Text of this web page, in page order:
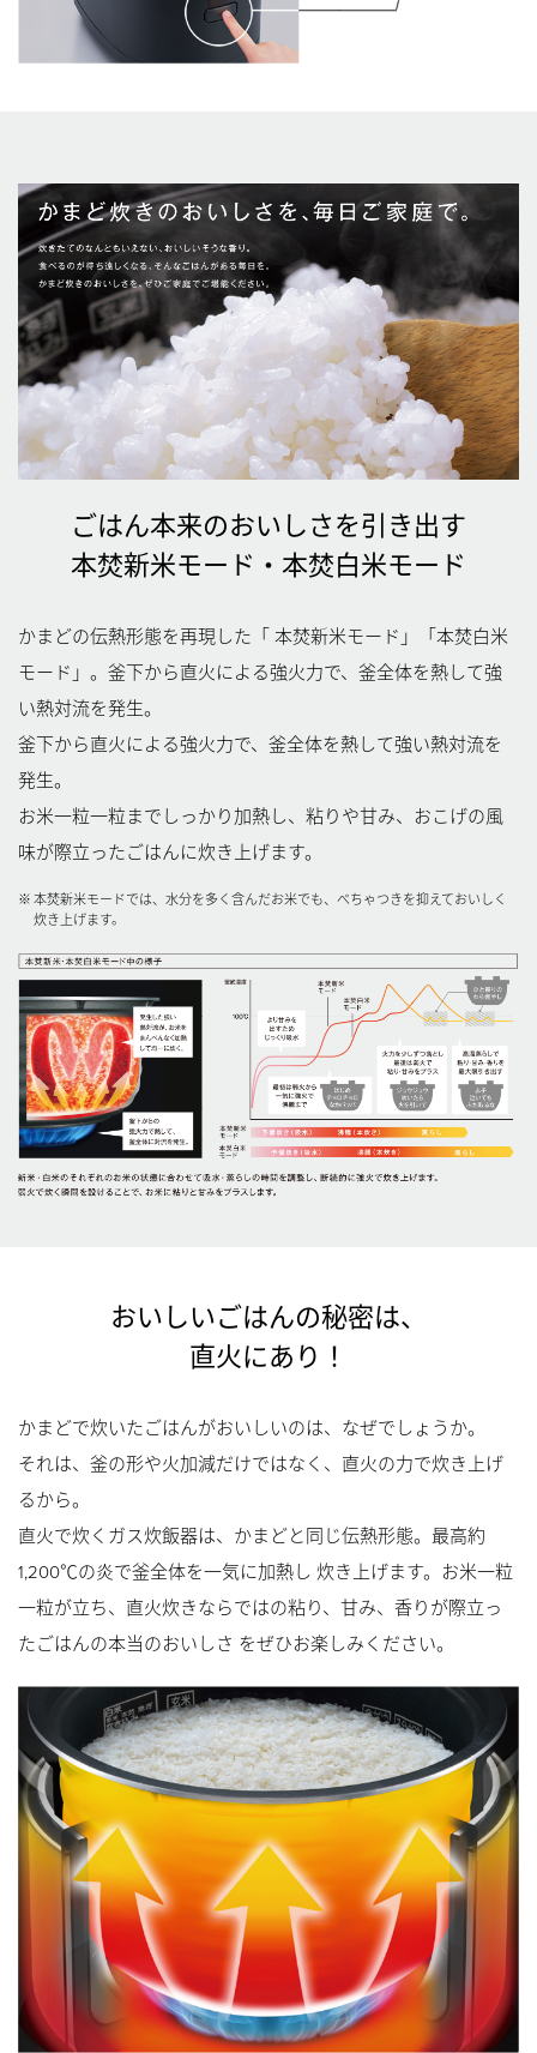
ごはん本来のおいしさを引き出す
本焚新米モード・本焚白米モード
かまどの伝熱形態を再現した「 本焚新米モード」「本焚白米
モード」。釜下から直火による強火力で、釜全体を熱して強
い熱対流を発生。
釜下から直火による強火力で、釜全体を熱して強い熱対流を
発生。
お米一粒一粒までしっかり加熱し、粘りや甘み、おこげの風
味が際立ったごはんに炊き上げます。
※ 本焚新米モードでは、水分を多く含んだお米でも、べちゃつきを抑えておいしく
炊き上げます。
おいしいごはんの秘密は、
直火にあり！
かまどで炊いたごはんがおいしいのは、なぜでしょうか。
それは、釜の形や火加減だけではなく、直火の力で炊き上げ
るから。
直火で炊くガス炊飯器は、かまどと同じ伝熱形態。最高約
1,200℃の炎で釜全体を一気に加熱し 炊き上げます。お米一粒
一粒が立ち、直火炊きならではの粘り、甘み、香りが際立っ
たごはんの本当のおいしさ をぜひお楽しみください。